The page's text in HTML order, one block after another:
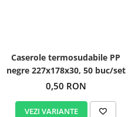
Caserole termosudabile PP
negre 227x178x30, 50 buc/set
0,50 RON
VEZI VARIANTE